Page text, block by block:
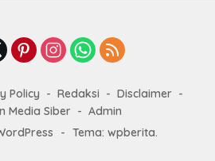
Policy Redaksi
Disclaimer
Media Siber
Admin
- Tema: wpberita.